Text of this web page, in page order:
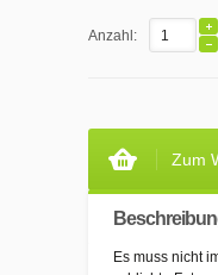
Anzahl:
Zum
Es muss nicht